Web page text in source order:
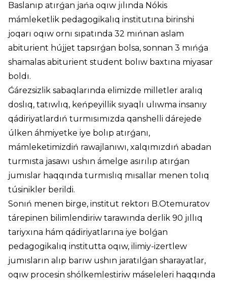
Baslanıp atırǵan jańa oqıw jılında Nókis
mámleketlik pedagogikalıq institutına birinshi
joqarı oqıw ornı sıpatında 32 mıńnan aslam
abiturient hújjet tapsırǵan bolsa, sonnan 3 mıńǵa
shamalas abiturient student bolıw baxtına miyasar
boldı.
Ǵárezsizlik sabaqlarında elimizde milletler aralıq
doslıq, tatıwlıq, keńpeyillik sıyaqlı ulıwma insanıy
qádiriyatlardıń turmısımızda qanshelli dárejede
úlken áhmiyetke iye bolıp atırǵanı,
mámleketimizdiń rawajlanıwı, xalqımızdıń abadan
turmısta jasawı ushın ámelge asırılıp atırǵan
jumıslar haqqında turmıslıq mısallar menen tolıq
túsinikler berildi.
Sonıń menen birge, institut rektorı B.Otemuratov
tárepinen bilimlendiriw tarawında derlik 90 jıllıq
tariyxına hám qádiriyatlarına iye bolǵan
pedagogikalıq institutta oqıw, ilimiy-izertlew
jumısların alıp barıw ushın jaratılǵan sharayatlar,
oqıw procesin shólkemlestiriw máseleleri haqqında